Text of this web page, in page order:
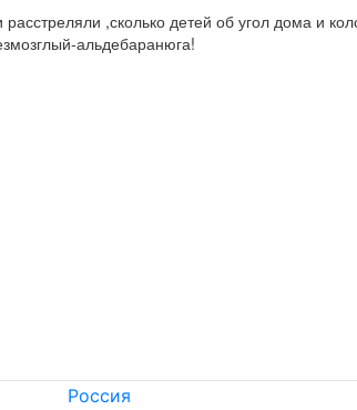
,сколько детей об угол дома и
альдебаранюга!
Россия